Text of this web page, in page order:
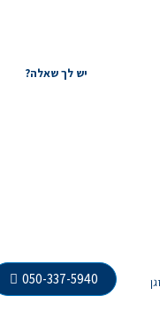
יש לך שאלה?
050-337-5940